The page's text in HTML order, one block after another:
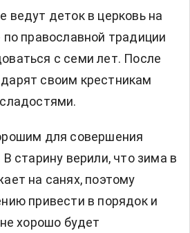
ведут деток в церковь на
православной традиции
с семи лет. После
своим крестникам
для совершения
старину верили, что зима в
на санях, поэтому
привести в порядок и
хорошо будет